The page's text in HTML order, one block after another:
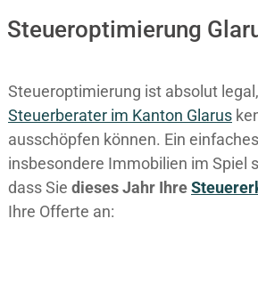
Steueroptimierung
Steueroptimierung ist absolut
Steuerberater im K anton Glarus
ausschöpfen können. Ein
insbesondere Immobilien im Spiel
dass Sie diesesJahr Ihre
Ihre Offerte an: